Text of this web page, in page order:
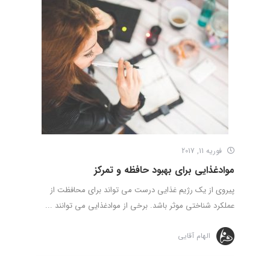
فوریه 11, 2017
موادغذایی برای بهبود حافظه و تمرکز
پیروی از یک رژیم غذایی درست می تواند برای محافظت از
عملکرد شناختی موثر باشد. برخی از موادغذایی می توانند ...
الهام آقایی